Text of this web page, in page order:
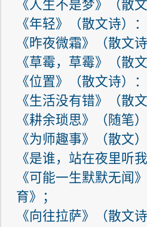
《人生不是梦》（散
《年轻》（散文诗）
《昨夜微霜》（散文
《草霉，草霉》（散
《位置》（散文诗）
《生活没有错》（散
《耕余琐思》（随笔
《为师趣事》（散文
《是谁，站在夜里听
《可能一生默默无闻
育》；
《向往拉萨》（散文